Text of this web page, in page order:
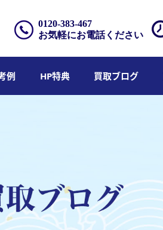
0120-383-467
お気軽にお電話ください
例 HP特典 買取ブログ